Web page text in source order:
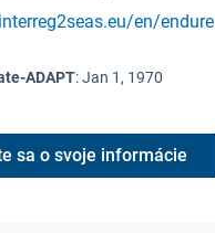
en/endure
ADAPT:Jan 1, 1970
sa o svoje informácie